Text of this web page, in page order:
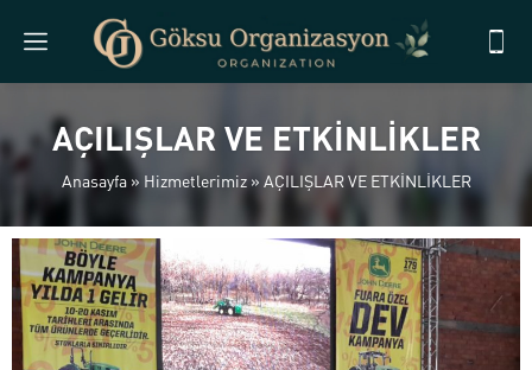
AÇILIŞLAR VE ETKİNLİKLER
Anasayfa» Hizmetlerimiz» AÇILIŞLAR VE ETKİNLİKLER